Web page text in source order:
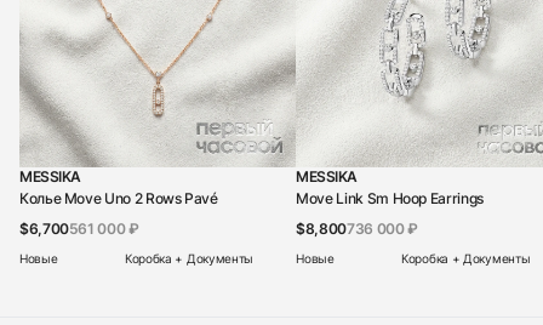
MESSIKA
Колье Move Uno 2 Rows Pavé
$6,700561 000 ₽
Новые Коробка + Документы
MESSIKA
Move Link Sm Hoop Earrings
$8,800736 000 ₽
Новые Коробка + Документы